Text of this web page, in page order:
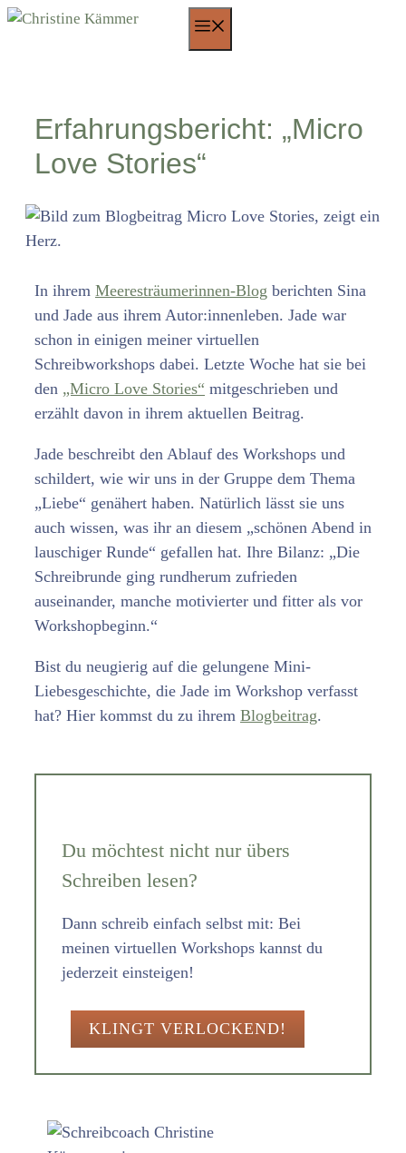
Zum
Erfahrungsbericht: „Micro
Love Stories“
In ihrem Meeresträumerinnen-Blog berichten Sina
und Jade aus ihrem Autor:innenleben. Jade war
schon in einigen meiner virtuellen
Schreibworkshops dabei. Letzte Woche hat sie bei
den „Micro Love Stories“ mitgeschrieben und
erzählt davon in ihrem aktuellen Beitrag.
Jade beschreibt den Ablauf des Workshops und
schildert, wie wir uns in der Gruppe dem Thema
„Liebe“ genähert haben. Natürlich lässt sie uns
auch wissen, was ihr an diesem „schönen Abend in
lauschiger Runde“ gefallen hat. Ihre Bilanz: „Die
Schreibrunde ging rundherum zufrieden
auseinander, manche motivierter und fitter als vor
Workshopbeginn.“
Bist du neugierig auf die gelungene Mini-
Liebesgeschichte, die Jade im Workshop verfasst
hat? Hier kommst du zu ihrem Blogbeitrag.
Du möchtest nicht nur übers
Schreiben lesen?
Dann schreib einfach selbst mit: Bei
meinen virtuellen Workshops kannst du
jederzeit einsteigen!
KLINGT VERLOCKEND!